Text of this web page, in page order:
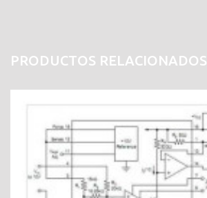
PRODUCTOS RELACIONADOS